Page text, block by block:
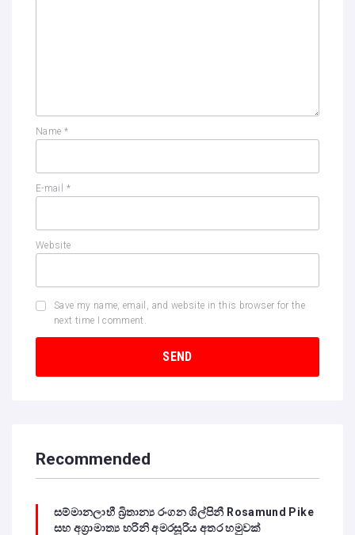
Name *
E-mail *
Website
Save my name, email, and website in this browser for the
next time I comment.
Recommended
සම්මානලාභී බ්‍රිතාන්‍ය රංගන ශිල්පිනී Rosamund Pike
සහ අග්‍රාමාත්‍ය හරිනි අමරසූරිය අතර හමුවක්